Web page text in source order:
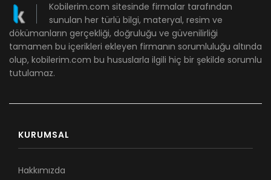
Kobilerim.com sitesinde firmalar tarafından
sunulan her türlü bilgi, materyal, resim ve
dökümanların gerçekliği, doğruluğu ve güvenilirliği
tamamen bu içerikleri ekleyen firmanın sorumluluğu altında
olup, kobilerim.com bu hususlarla ilgili hiç bir şekilde sorumlu
tutulamaz.
KURUMSAL
Hakkımızda